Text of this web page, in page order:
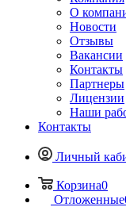
О
Новости
Отзывы
Вакансии
Контакты
Партнеры
Лицензии
Наши
Контакты
Личный
Корзина0
Отложенные